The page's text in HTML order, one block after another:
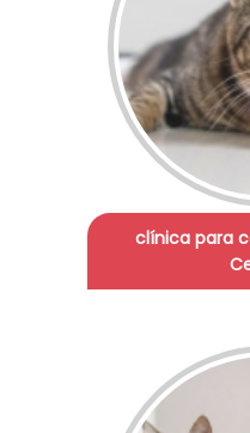
clínica para